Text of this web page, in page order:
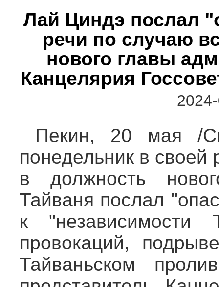
Лай Циндэ послал
речи по случаю
нового главы
Канцелярия
Пекин, 20 мая /
понедельник в своей
в должность
Тайваня послал
к "независимости
провокаций,
Тайваньском